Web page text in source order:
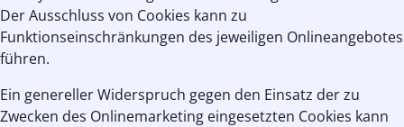
Der Ausschluss von Cookies kann zu
Funktionseinschränkungen des jeweiligen Onlineangebotes
führen.
Ein genereller Widerspruch gegen den Einsatz der zu
Zwecken des Onlinemarketing eingesetzten Cookies kann